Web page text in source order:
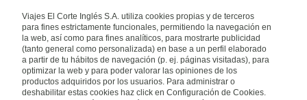
Quiénes somos
Financiación
Sostenibilidad
Turismo accesible
Tarjeta El Corte Inglés
Trabaja con nosotros
El Corte Inglés
Canal Ético
Enlaces de interés
Guías de viaje
Catálogos
Auto check-in
Condiciones Generales
Política de privacidad
Internacional
España
Viajes El Corte Inglés S.A. utiliza cookies propias y de terceros
para fines estrictamente funcionales, permitiendo la navegación en
la web, así como para fines analíticos, para mostrarte publicidad
(tanto general como personalizada) en base a un perfil elaborado
a partir de tu hábitos de navegación (p. ej. páginas visitadas), para
optimizar la web y para poder valorar las opiniones de los
productos adquiridos por los usuarios. Para administrar o
deshabilitar estas cookies haz click en Configuración de Cookies.